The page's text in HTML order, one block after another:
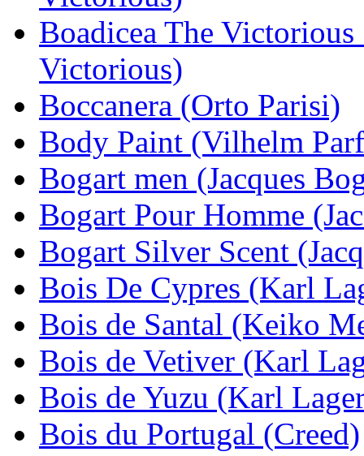
Boadicea The Victorious
Victorious)
Boccanera (Orto Parisi)
Body Paint (Vilhelm
Bogart men (Jacques
Bogart Pour Homme
Bogart Silver Scent
Bois De Cypres (Karl
Bois de Santal (Keiko
Bois de Vetiver (Karl
Bois de Yuzu (Karl
Bois du Portugal (Creed)